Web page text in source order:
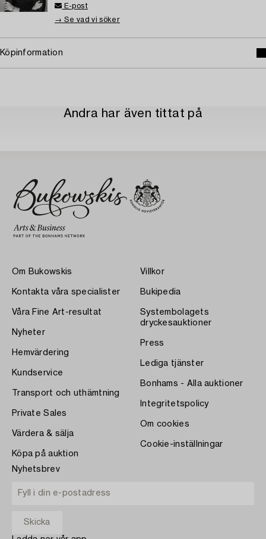
E-post
→ Se vad vi söker
Köpinformation
Andra har även tittat på
Om Bukowskis
Kontakta våra specialister
Våra Fine Art-resultat
Nyheter
Hemvärdering
Kundservice
Transport och uthämtning
Private Sales
Värdera & sälja
Köpa på auktion
Villkor
Bukipedia
Systembolagets
dryckesauktioner
Press
Lediga tjänster
Bonhams - Alla auktioner
Integritetspolicy
Om cookies
Cookie-inställningar
Nyhetsbrev